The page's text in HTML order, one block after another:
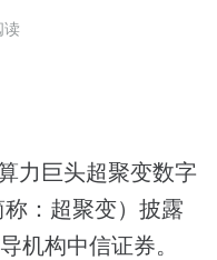
读
力巨头超聚变数字
：超聚变）披露
机构中信证券。